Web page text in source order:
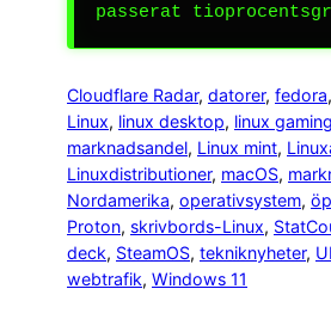
passerat
Cloudflare Radar, datorer, fedora,
Linux, linux desktop, linux gaming
marknadsandel, Linux mint,
Linuxdistributioner, macOS,
Nordamerika, operativsystem,
Proton, skrivbords-Linux,
deck, SteamOS, tekniknyheter,
webtrafik, Windows 11